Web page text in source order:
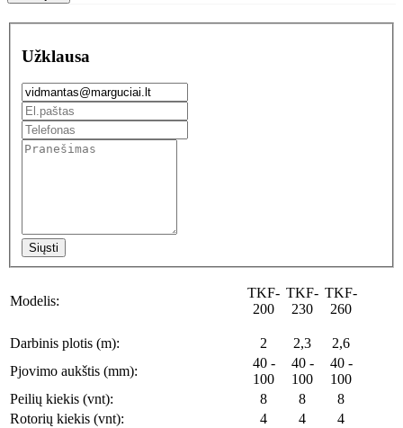
Užklausa
Siųsti
Modelis:
TKF-
200
TKF-
230
TKF-
260
Darbinis plotis (m): 2 2,3
2,6
Pjovimo aukštis (mm):
40 -
100
40 -
100
40 -
100
Peilių kiekis (vnt):
8 8
8
Rotorių kiekis (vnt):
4 4
4